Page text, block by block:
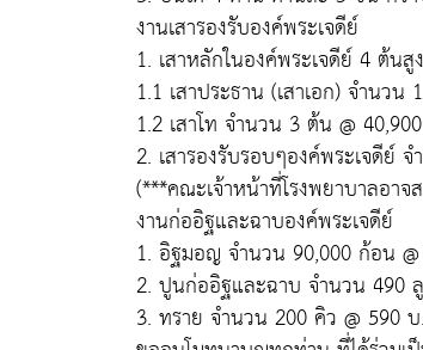
งานเสารองรับองค์พระเจดีย์
1. เสาหลักในองค์พระเจดีย์ 4 ต้น
1.1 เสาประธาน (เสาเอก) จำน
1.2 เสาโท จำนวน 3 ต้น @
2. เสารองรับรอบๆองค์พระเจดีย์
(***คณะเจ้าหน้าที่โรงพยาบาลอา
งานก่ออิฐและฉาบองค์พระเจดีย์
1. อิฐมอญ จำนวน 90,000 ก้อน
2. ปูนก่ออิฐและฉาบ จำนวน 490
3. ทราย จำนวน 200 คิว @ 590 บ.